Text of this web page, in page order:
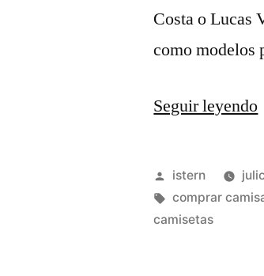
Costa o Lucas
como modelos
Seguir leyendo
Publicado
por
istern
Etiquetas:
comprar
camisetas